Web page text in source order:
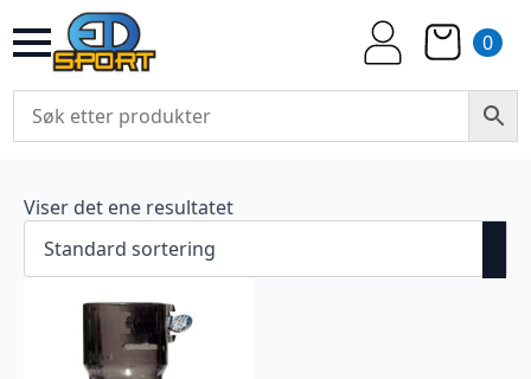
0
Viser det ene resultatet